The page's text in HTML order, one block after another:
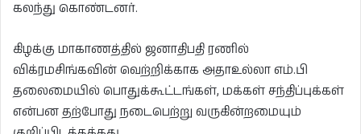
கலந்து கொண்டனர்.
கிழக்கு மாகாணத்தில் ஜனாதிபதி ரணில்
விக்ரமசிங்கவின் வெற்றிக்காக அதாஉல்லா எம்.பி
தலைமையில் பொதுக்கூட்டங்கள், மக்கள் சந்திப்புக்கள்
என்பன தற்போது நடைபெற்று வருகின்றமையும்